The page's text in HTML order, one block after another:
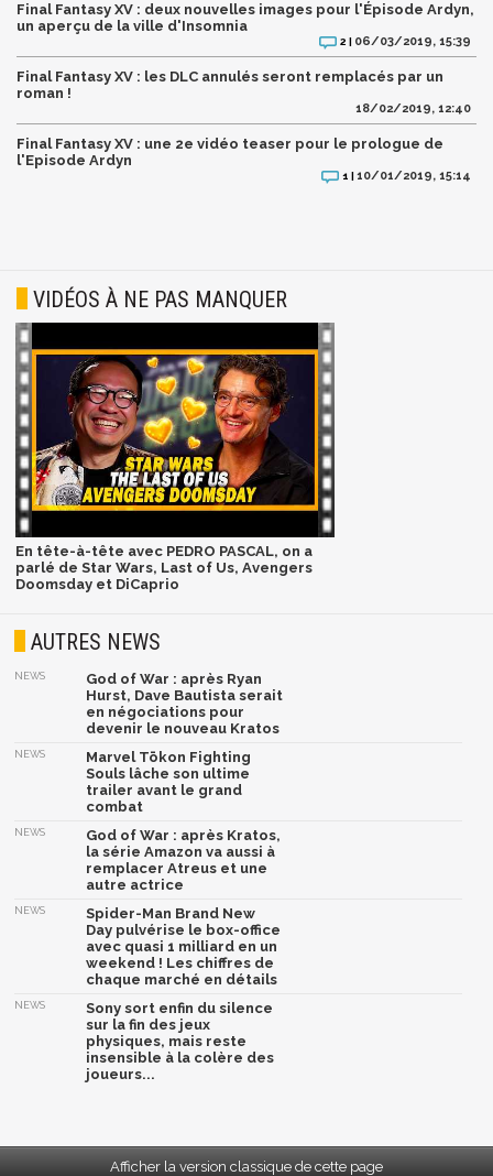
Final Fantasy XV : deux nouvelles images pour l'Épisode Ardyn,
un aperçu de la ville d'Insomnia
2 | 06/03/2019, 15:39
Final Fantasy XV : les DLC annulés seront remplacés par un
roman !
18/02/2019, 12:40
Final Fantasy XV : une 2e vidéo teaser pour le prologue de
l'Episode Ardyn
1 | 10/01/2019, 15:14
VIDÉOS À NE PAS MANQUER
En tête-à-tête avec PEDRO PASCAL, on a
parlé de Star Wars, Last of Us, Avengers
Doomsday et DiCaprio
AUTRES NEWS
NEWS
God of War : après Ryan
Hurst, Dave Bautista serait
en négociations pour
devenir le nouveau Kratos
NEWS
Marvel Tōkon Fighting
Souls lâche son ultime
trailer avant le grand
combat
NEWS
God of War : après Kratos,
la série Amazon va aussi à
remplacer Atreus et une
autre actrice
NEWS
Spider-Man Brand New
Day pulvérise le box-office
avec quasi 1 milliard en un
weekend ! Les chiffres de
chaque marché en détails
NEWS
Sony sort enfin du silence
sur la fin des jeux
physiques, mais reste
insensible à la colère des
joueurs...
Afficher la version classique de cette page